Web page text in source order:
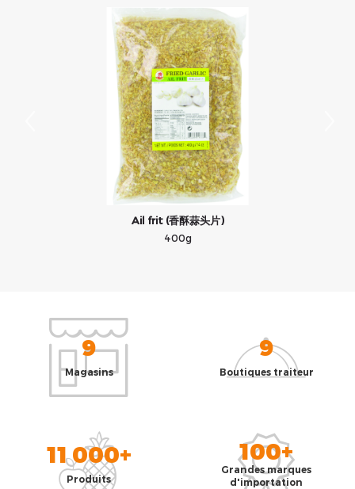
Ail frit (香酥蒜头片)
400g
9
Magasins
9
Boutiques traiteur
11 000+
Produits
100+
Grandes marques
d'importation